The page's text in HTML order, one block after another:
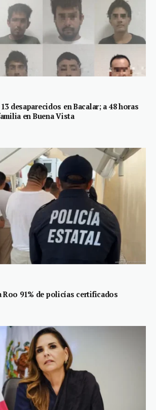
desaparecidos en Bacalar; a 48 horas
en Buena Vista
Roo 91% de policías certificados